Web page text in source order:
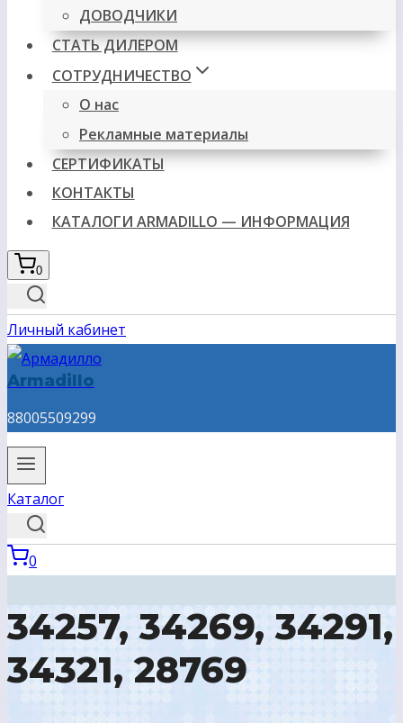
ДОВОДЧИКИ
СТАТЬ ДИЛЕРОМ
СОТРУДНИЧЕСТВО
О нас
Рекламные материалы
СЕРТИФИКАТЫ
КОНТАКТЫ
КАТАЛОГИ ARMADILLO — ИНФОРМАЦИЯ
0
Личный кабинет
Armadillo
88005509299
Каталог
0
34257, 34269, 34291,
34321, 28769